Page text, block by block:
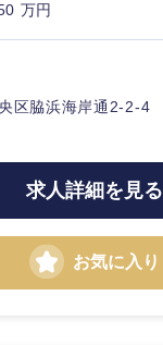
万円
区脇浜海岸通2-2-4
求人詳細を見る
お気に入り